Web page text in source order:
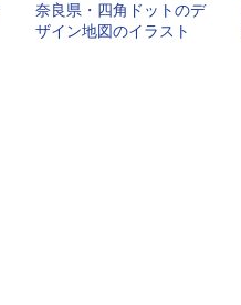
奈良県・四角ドットのデ
ザイン地図のイラスト